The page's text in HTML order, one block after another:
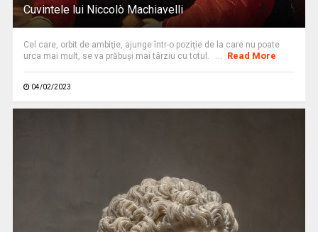
Cuvintele lui Niccolò Machiavelli
Cel care, orbit de ambiţie, ajunge într-o poziţie de la care nu poate
urca mai mult, se va prăbuşi mai târziu cu totul. ...
Read More
04/02/2023